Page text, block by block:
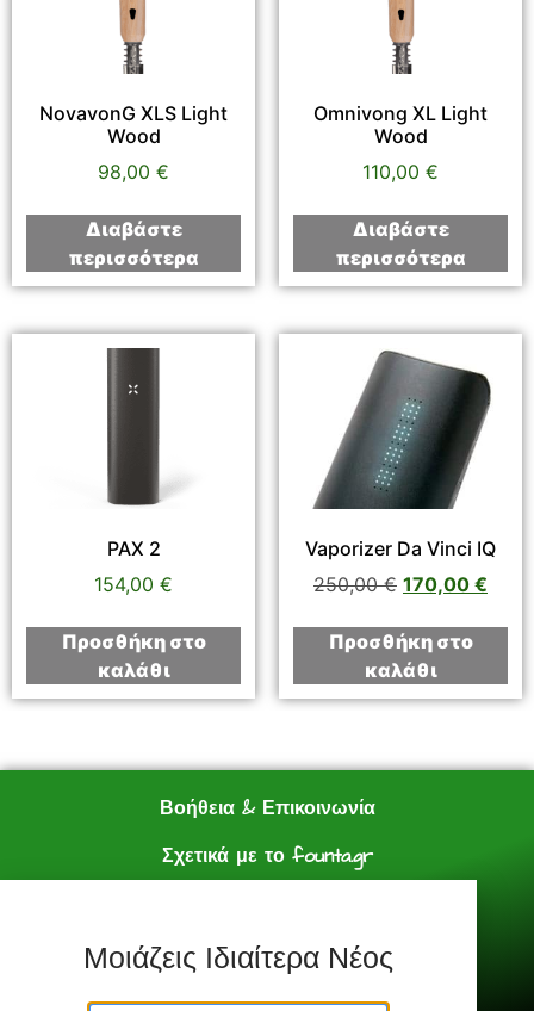
NovavonG XLS Light
Wood
98,00 €
Διαβάστε
περισσότερα
Omnivong XL Light
Wood
110,00 €
Διαβάστε
περισσότερα
PAX 2
154,00 €
Προσθήκη στο
καλάθι
Vaporizer Da Vinci IQ
250,00€ 170,00 €
Προσθήκη στο
καλάθι
Βοήθεια & Επικοινωνία
Σχετικά με το founta.gr
Πολιτική Αγορών
Μοιάζεις Ιδιαίτερα Νέος